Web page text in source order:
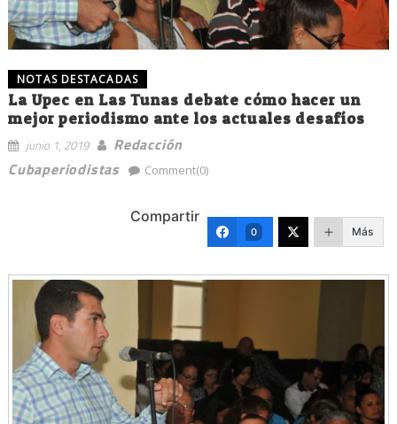
NOTAS DESTACADAS
La Upec en Las Tunas debate cómo hacer un
mejor periodismo ante los actuales desafíos
junio 1, 2019
Redacción
Cubaperiodistas
Comment(0)
Compartir
0 Más